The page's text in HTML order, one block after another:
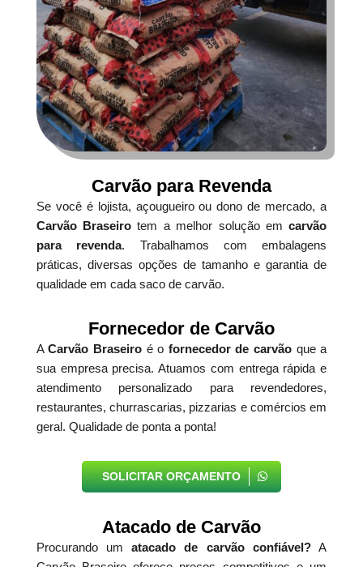
Carvão para Revenda
Se você é lojista, açougueiro ou dono de mercado, a
Carvão Braseiro tem a melhor solução emcarvão
para revenda. Trabalhamos com embalagens
práticas, diversas opções de tamanho e garantia de
qualidade em cada saco de carvão.
Fornecedor de Carvão
ACarvão Braseiro é o fornecedor de carvão que a
sua empresa precisa. Atuamos com entrega rápida e
atendimento personalizado para revendedores,
restaurantes, churrascarias, pizzarias e comércios em
geral. Qualidade de ponta a ponta!
SOLICITAR ORÇAMENTO
Atacado de Carvão
Procurando umatacado de carvão confiável?A